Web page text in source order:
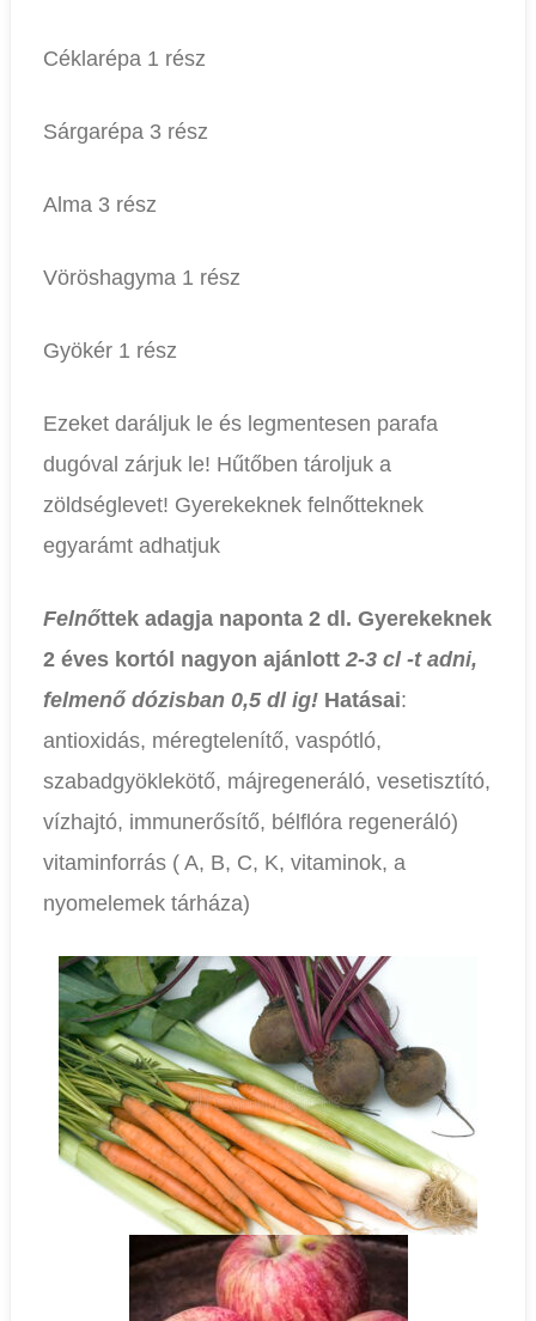
Céklarépa 1 rész
Sárgarépa 3 rész
Alma 3 rész
Vöröshagyma 1 rész
Gyökér 1 rész
Ezeket daráljuk le és legmentesen parafa
dugóval zárjuk le! Hűtőben tároljuk a
zöldséglevet! Gyerekeknek felnőtteknek
egyarámt adhatjuk
Felnőttek adagja naponta 2 dl. Gyerekeknek
2 éves kortól nagyon ajánlott 2-3 cl -t adni,
felmenő dózisban 0,5 dl ig! Hatásai:
antioxidás, méregtelenítő, vaspótló,
szabadgyöklekötő, májregeneráló, vesetisztító,
vízhajtó, immunerősítő, bélflóra regeneráló)
vitaminforrás ( A, B, C, K, vitaminok, a
nyomelemek tárháza)